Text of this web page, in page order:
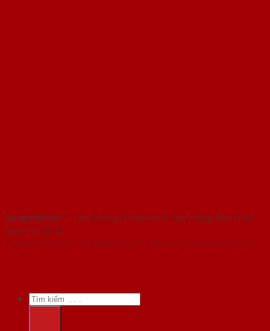
SaigonDoor™ - Hệ thống Showroom cửa hàng đầu Việt
Nam từ 2010
Copyright ⓒ 2010 – 2026 SaigonDoor™ | Đơn vị chủ quản SaigonDoor
Tìm
kiếm: